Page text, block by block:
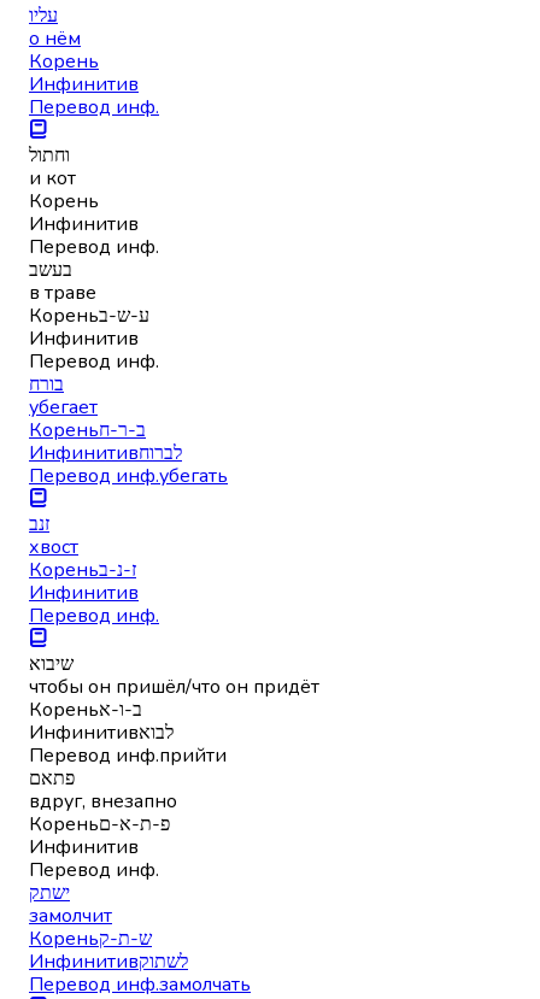
עליו
о нём
Корень
Инфинитив
Перевод инф.
וחתול
и кот
Корень
Инфинитив
Перевод инф.
בעשב
в траве
Кореньע-ש-ב
Инфинитив
Перевод инф.
בורח
убегает
Кореньב-ר-ח
Инфинитивלברוח
Перевод инф.убегать
זנב
хвост
Кореньז-נ-ב
Инфинитив
Перевод инф.
שיבוא
чтобы он пришёл/что он придёт
Кореньב-ו-א
Инфинитивלבוא
Перевод инф.прийти
פתאם
вдруг, внезапно
Кореньפ-ת-א-ם
Инфинитив
Перевод инф.
ישתק
замолчит
Кореньש-ת-ק
Инфинитивלשתוק
Перевод инф.замолчать